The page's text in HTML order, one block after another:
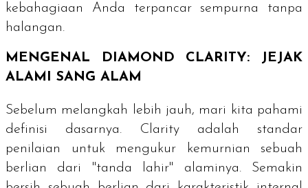
kebahagiaan Anda terpancar sempurna tanpa
halangan.
MENGENAL DIAMOND CLARITY: JEJAK
ALAMI SANG ALAM
Sebelum melangkah lebih jauh, mari kita pahami
definisi dasarnya. Clarityadalah standar
penilaian untuk mengukur kemurnian sebuah
berlian dari "tanda lahir" alaminya. Semakin